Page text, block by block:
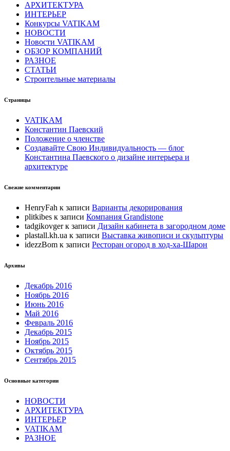
АРХИТЕКТУРА
ИНТЕРЬЕР
Конкурсы VATIKAM
НОВОСТИ
Новости VATIKAM
ОБЗОР КОМПАНИЙ
РАЗНОЕ
СТАТЬИ
Строительные материалы
Страницы
VATIKAM
Константин Паевский
Положение о членстве
Создавайте Свою Индивидуальность — блог
Константина Паевского о дизайне интерьера и
архитектуре
Свежие комментарии
HenryFah к записи Варианты декорирования
plitkibes к записи Компания Grandistone
tadgikovgerк записи Дизайн кабинета в загородном доме
plastall.kh.ua к записи Выставка живописи и скульптуры
idezzBom к записи Ресторан огород в ход-ха-Шарон
Архивы
Декабрь 2016
Ноябрь 2016
Июнь 2016
Май 2016
Февраль 2016
Декабрь 2015
Ноябрь 2015
Октябрь 2015
Сентябрь 2015
Основные категории
НОВОСТИ
АРХИТЕКТУРА
ИНТЕРЬЕР
VATIKAM
РАЗНОЕ